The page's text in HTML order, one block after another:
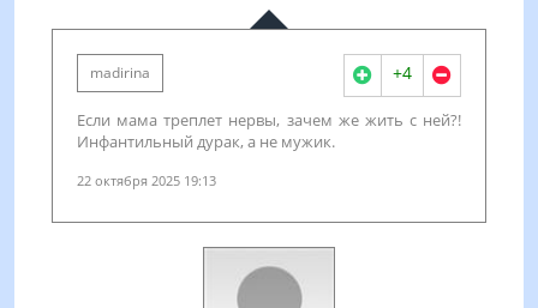
madirina +4
Если мама треплет нервы, зачем же жить с ней?!
Инфантильный дурак, а не мужик.
22 октября 2025 19:13